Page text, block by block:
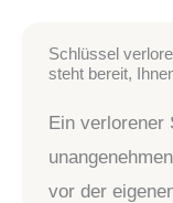
Schlüssel
steht bereit,
Ein verlorener
vor der